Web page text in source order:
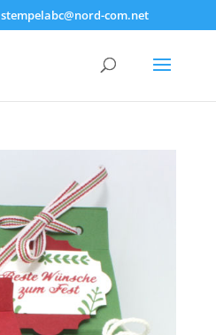
stempelabc@nord-com.net